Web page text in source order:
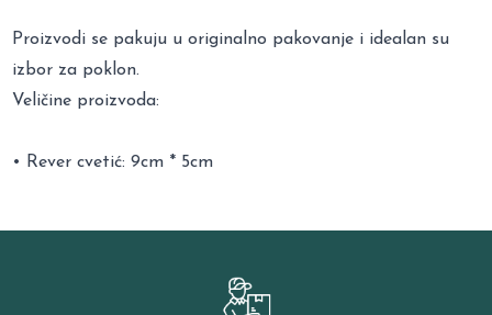
Proizvodi se pakuju u originalno pakovanje i idealan su
izbor za poklon.
Veličine proizvoda:
• Rever cvetić: 9cm * 5cm